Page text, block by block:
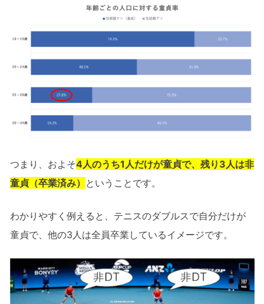
つまり、およそ4人のうち1人だけが童貞で、残り3人は非
童貞（卒業済み） ということです。
わかりやすく例えると、テニスのダブルスで自分だけが
童貞で、他の3人は全員卒業しているイメージです。